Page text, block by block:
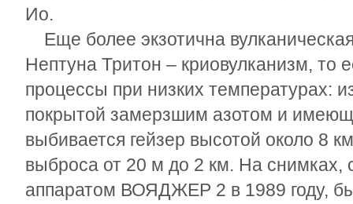
Ио.
Еще более экзотична
Нептуна Тритон – криовулканизм, то
процессы при низких температурах:
покрытой замерзшим азотом и
выбивается гейзер высотой около 8
выброса от 20 м до 2 км. На снимках,
аппаратом ВОЯДЖЕР 2 в 1989 году,